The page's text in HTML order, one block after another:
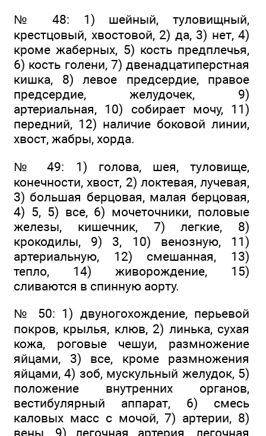
№ 48: 1) шейный, туловищный,
крестцовый, хвостовой, 2) да, 3) нет, 4)
кроме жаберных, 5) кость предплечья,
6) кость голени, 7) двенадцатиперстная
кишка, 8) левое предсердие, правое
предсердие, желудочек, 9)
артериальная, 10) собирает мочу, 11)
передний, 12) наличие боковой линии,
хвост, жабры, хорда.
№ 49: 1) голова, шея, туловище,
конечности, хвост, 2) локтевая, лучевая,
3) большая берцовая, малая берцовая,
4) 5, 5) все, 6) мочеточники, половые
железы, кишечник, 7) легкие, 8)
крокодилы, 9) 3, 10) венозную, 11)
артериальную, 12) смешанная, 13)
тепло, 14) живорождение, 15)
сливаются в спинную аорту.
№ 50: 1) двуногохождение, перьевой
покров, крылья, клюв, 2) линька, сухая
кожа, роговые чешуи, размножение
яйцами, 3) все, кроме размножения
яйцами, 4) зоб, мускульный желудок, 5)
положение внутренних органов,
вестибулярный аппарат, 6) смесь
каловых масс с мочой, 7) артерии, 8)
вены, 9) легочная артерия, легочная